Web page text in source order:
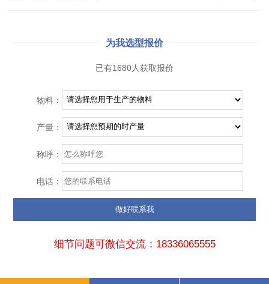
为我选型报价
已有1680人获取报价
物料：
产量：
称呼：
电话：
细节问题可微信交流：18336065555